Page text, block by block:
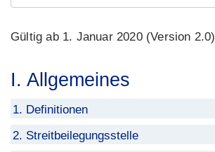
Gültig ab 1. Januar 2020 (Version 2.0)
I. Allgemeines
1. Definitionen
2. Streitbeilegungsstelle